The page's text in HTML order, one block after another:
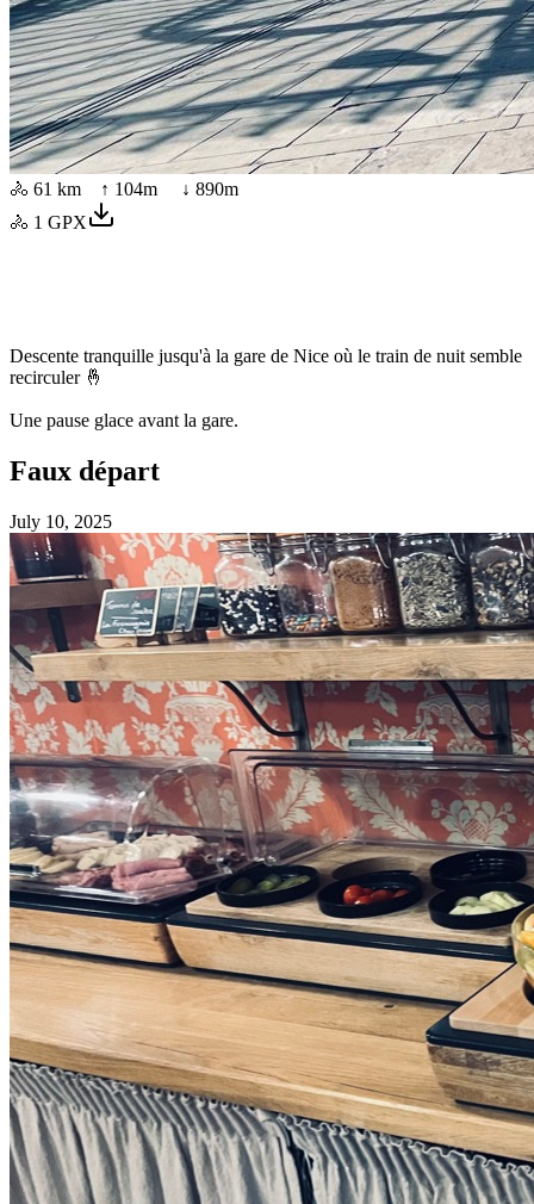
🚴 61 km ↑ 104m ↓ 890m
🚴 1 GPX
Descente tranquille jusqu'à la gare de Nice où le train de nuit semble
recirculer 🤞
Une pause glace avant la gare.
Faux départ
July 10, 2025